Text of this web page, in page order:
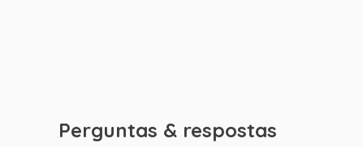
Perguntas & respostas